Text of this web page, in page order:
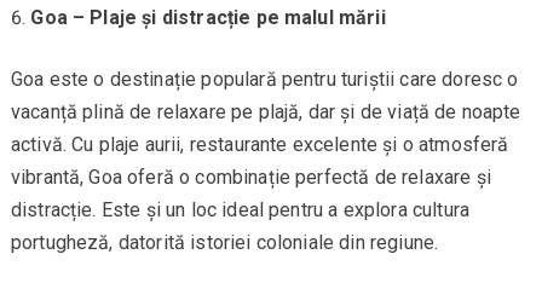
Goa – Plaje și distracție pe malul mării
Goa este o destinație populară pentru turiștii care doresc o
vacanță plină de relaxare pe plajă, dar și de viață de noapte
activă. Cu plaje aurii, restaurante excelente și o atmosferă
vibrantă, Goa oferă o combinație perfectă de relaxare și
distracție. Este și un loc ideal pentru a explora cultura
portugheză, datorită istoriei coloniale din regiune.